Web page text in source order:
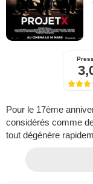
Pour le 17ème
considérés comme
tout dégénère